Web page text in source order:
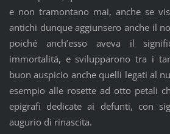
e non tramontano mai, anche se
antichi dunque aggiunsero anche il
poiché anch’esso aveva il
immortalità, e svilupparono tra i
buon auspicio anche quelli legati al
esempio alle rosette ad otto petali
epigrafi dedicate ai defunti, con
augurio di rinascita.